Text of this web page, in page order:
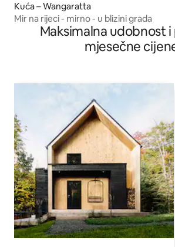
Kuća – Wangaratta
Mir na rijeci - mirno - u blizini grada
Maksimalna udobnost
mjesečne